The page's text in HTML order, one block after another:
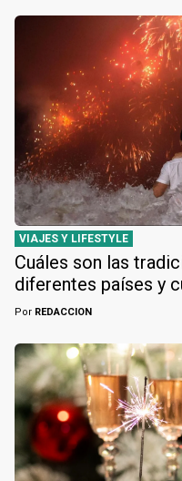
VIAJES Y LIFESTYLE
Cuáles son las
diferentes países y
Por REDACCION